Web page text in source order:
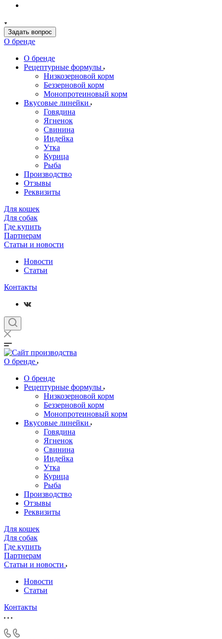
Задать вопрос
О бренде
О бренде
Рецептурные формулы
Низкозерновой корм
Беззерновой корм
Монопротеиновый корм
Вкусовые линейки
Говядина
Ягненок
Свинина
Индейка
Утка
Курица
Рыба
Производство
Отзывы
Реквизиты
Для кошек
Для собак
Где купить
Партнерам
Статьи и новости
Новости
Статьи
Контакты
О бренде
О бренде
Рецептурные формулы
Низкозерновой корм
Беззерновой корм
Монопротеиновый корм
Вкусовые линейки
Говядина
Ягненок
Свинина
Индейка
Утка
Курица
Рыба
Производство
Отзывы
Реквизиты
Для кошек
Для собак
Где купить
Партнерам
Статьи и новости
Новости
Статьи
Контакты